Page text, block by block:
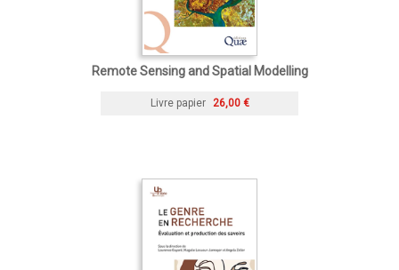
Remote Sensing and Spatial Modelling
Livre papier 26,00 €